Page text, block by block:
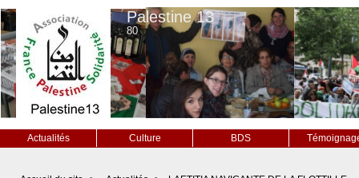
Palestine 13
80
Actualités Culture BDS